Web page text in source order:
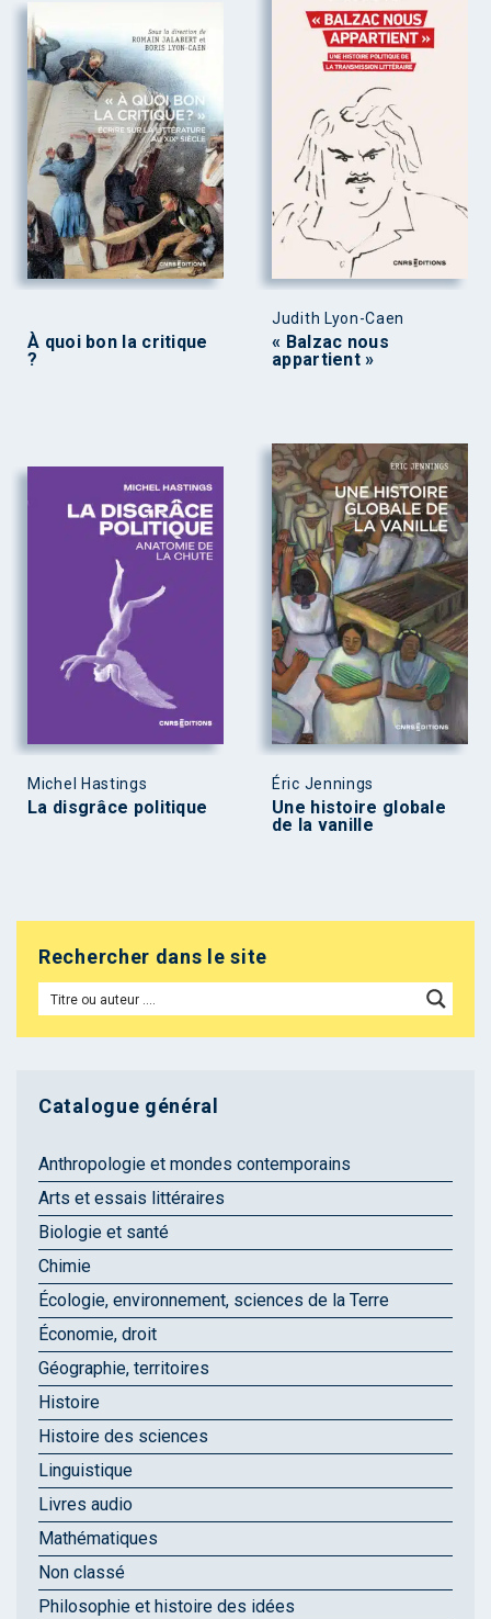
À quoi bon la critique
?
Judith Lyon-Caen
« Balzac nous
appartient »
Michel Hastings
La disgrâce politique
Éric Jennings
Une histoire globale
de la vanille
Rechercher dans le site
Catalogue général
Anthropologie et mondes contemporains
Arts et essais littéraires
Biologie et santé
Chimie
Écologie, environnement, sciences de la Terre
Économie, droit
Géographie, territoires
Histoire
Histoire des sciences
Linguistique
Livres audio
Mathématiques
Non classé
Philosophie et histoire des idées